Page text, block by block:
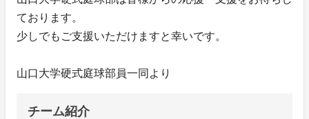
ております。
少しでもご支援いただけますと幸いです。
山口大学硬式庭球部員一同より
チーム紹介